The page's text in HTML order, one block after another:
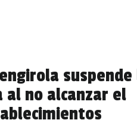
al no alcanzar el